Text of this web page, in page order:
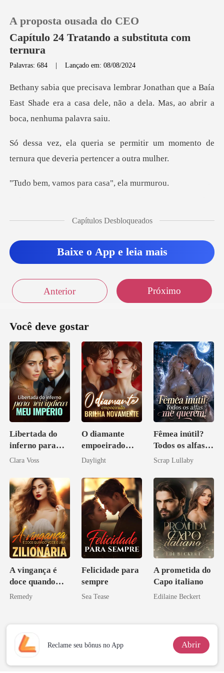
Loja
Sair
A proposta ousada do CEO
Capítulo 24 Tratando a substituta com
ternura
Palavras: 684 |Lançado em: 08/08/2024
ue a Baía
East Shade era a casa dele, não a de
itir um momento de
ternura que d
os para casa",
Capítulos Desbloqueados
Baixe o App e leia mais
Anterior Próximo
Você deve gostar
Libertada do
inferno para
reivindicar meu
Clara Voss
O diamante
empoeirado
brilha
Daylight
Fêmea inútil?
Todos os alfas
me querem!
Scrap Lullaby
A vingança é
doce quando
você é uma
Remedy
Felicidade para
sempre
Sea Tease
A prometida do
Capo italiano
Edilaine Beckert
Reclame seu bônus no App Abrir